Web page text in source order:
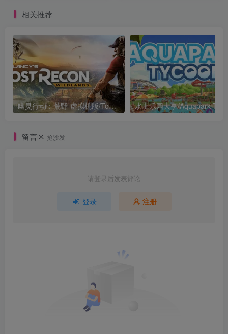
相关推荐
幽灵行动：荒野-虚拟机版/Tom Clancy’s Ghost Recon Wildlands HYPERVISOR 水上乐园大亨/Aquapark
留言区 抢沙发
请登录后发表评论
登录 注册